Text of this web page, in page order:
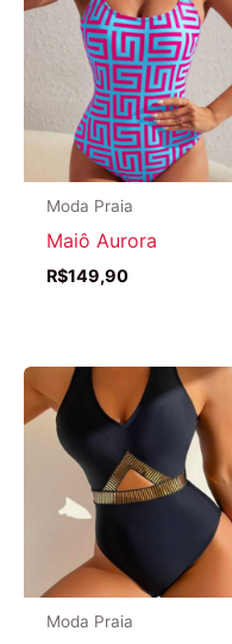
Moda Praia
Maiô Aurora
R$149,90
Moda Praia